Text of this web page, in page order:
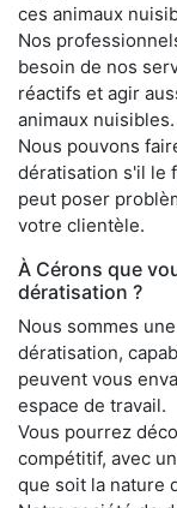
ces animaux
Nos
besoin de nos
réactifs et agir
animaux nuisibles.
Nous pouvons
dératisation s'il le
peut poser
votre clientèle.
À Cérons que
dératisation ?
Nous sommes
dératisation,
peuvent vous
espace de travail.
Vous pourrez
compétitif, avec
que soit la nature